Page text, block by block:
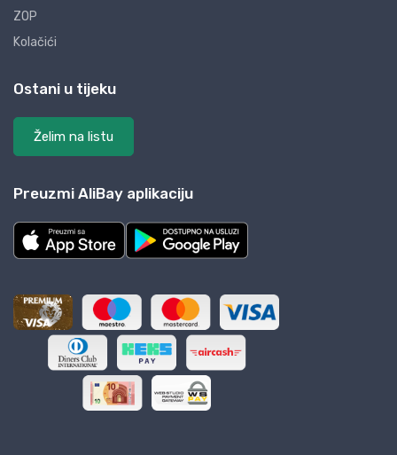
ZOP
Kolačići
Ostani u tijeku
Želim na listu
Preuzmi AliBay aplikaciju